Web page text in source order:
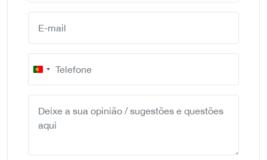
Portugal
+351